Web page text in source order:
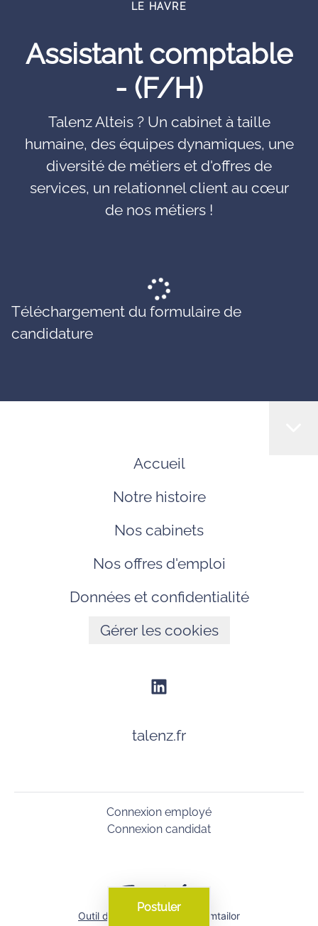
Postuler
LE HAVRE
Assistant comptable
- (F/H)
Talenz Alteis ? Un cabinet à taille
humaine, des équipes dynamiques, une
diversité de métiers et d'offres de
services, un relationnel client au cœur
de nos métiers !
Téléchargement du formulaire de
candidature
Accueil
Notre histoire
Nos cabinets
Nos offres d'emploi
Données et confidentialité
Gérer les cookies
talenz.fr
Connexion employé
Connexion candidat
Outil de recrutement de Teamtailor